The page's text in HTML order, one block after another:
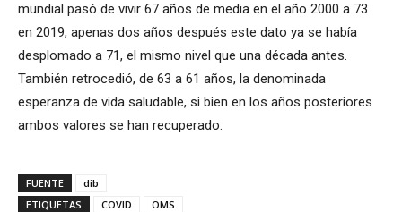
mundial pasó de vivir 67 años de media en el año 2000 a 73
en 2019, apenas dos años después este dato ya se había
desplomado a 71, el mismo nivel que una década antes.
También retrocedió, de 63 a 61 años, la denominada
esperanza de vida saludable, si bien en los años posteriores
ambos valores se han recuperado.
FUENTE
dib
ETIQUETAS
COVID OMS